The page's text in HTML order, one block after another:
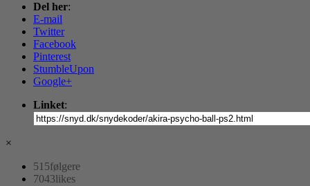
Del her:
E-mail
Twitter
Facebook
Pinterest
StumbleUpon
Google+
Linket:
×
515følgere
7043likes